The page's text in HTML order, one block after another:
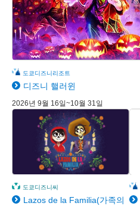
도쿄디즈니리조트
디즈니 핼러윈
2026년 9월 16일~10월 31일
도쿄디즈니씨
Lazos de la Familia(가족의